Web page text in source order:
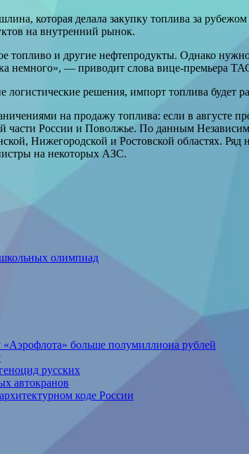
которая делала закупку топлива за
на внутренний рынок.
топливо и другие нефтепродукты. Однако
немного», — приводит слова вице-премьера
решения, импорт топлива будет
на продажу топлива: если в августе
части России и Поволжье. По данным
Нижегородской и Ростовской областях.
на некоторых АЗС.
олимпиад
больше полумиллиона рублей
русских
автокранов
коде России